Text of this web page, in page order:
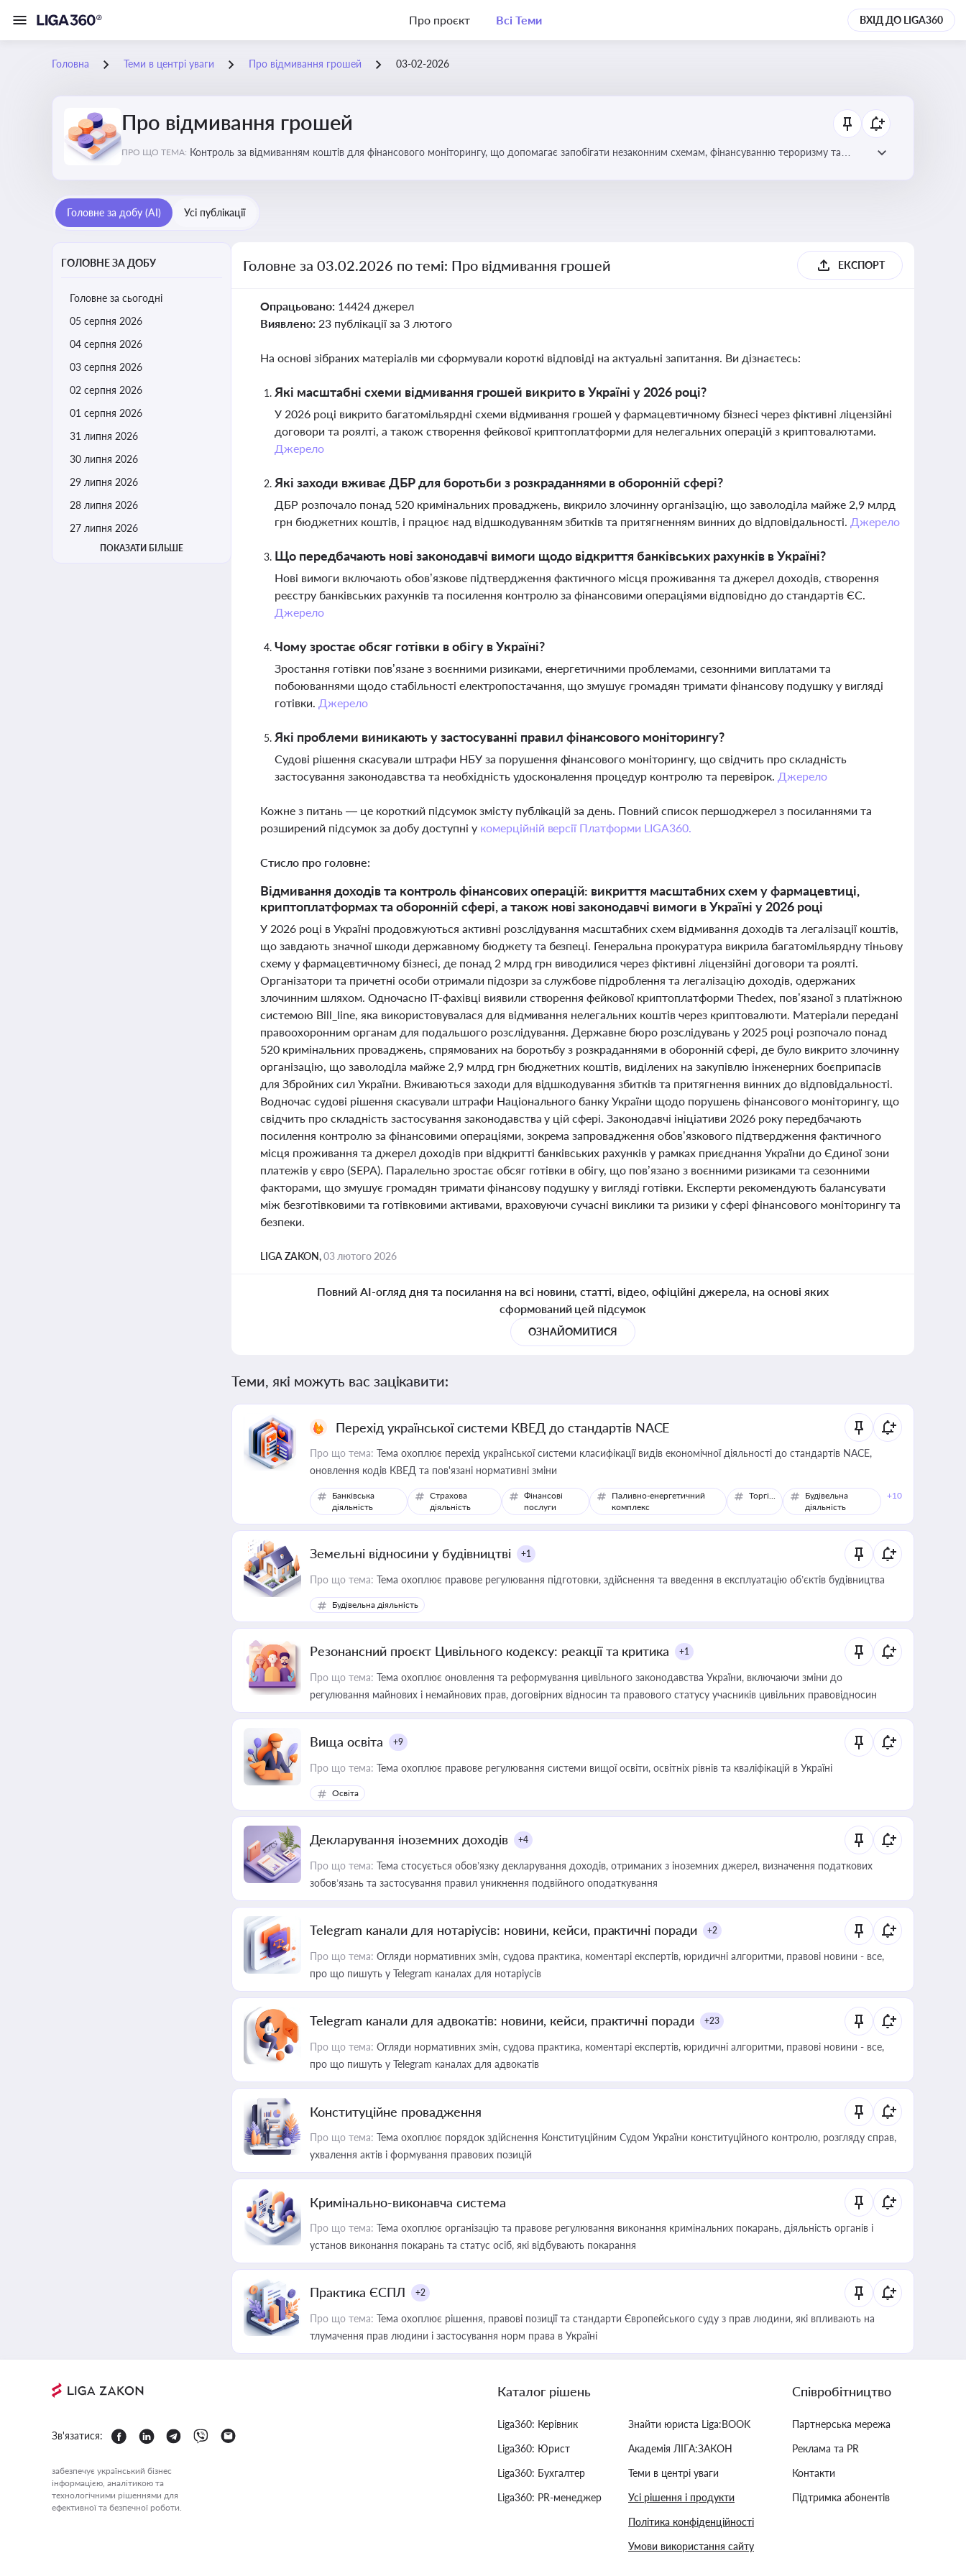
Про проєкт Всі Теми ВХІД ДО LIGA360
Головна Теми в центрі уваги Про відмивання грошей 03-02-2026
Про відмивання грошей
ПРО ЩО ТЕМА: Контроль за відмиванням коштів для фінансового моніторингу, що допомагає запобігати незаконним схемам, фінансуванню тероризму та
Головне за добу (AI) Усі публікації
ГОЛОВНЕ ЗА ДОБУ
Головне за сьогодні
05 серпня 2026
04 серпня 2026
03 серпня 2026
02 серпня 2026
01 серпня 2026
31 липня 2026
30 липня 2026
29 липня 2026
28 липня 2026
27 липня 2026
ПОКАЗАТИ БІЛЬШЕ
Головне за 03.02.2026 по темі: Про відмивання грошей ЕКСПОРТ
Опрацьовано: 14424 джерел
Виявлено: 23 публікації за 3 лютого
На основі зібраних матеріалів ми сформували короткі відповіді на актуальні запитання. Ви дізнаєтесь:
Які масштабні схеми відмивання грошей викрито в Україні у 2026 році?
У 2026 році викрито багатомільярдні схеми відмивання грошей у фармацевтичному бізнесі через фіктивні ліцензійні
договори та роялті, а також створення фейкової криптоплатформи для нелегальних операцій з криптовалютами.
Джерело
Які заходи вживає ДБР для боротьби з розкраданнями в оборонній сфері?
ДБР розпочало понад 520 кримінальних проваджень, викрило злочинну організацію, що заволоділа майже 2,9 млрд
грн бюджетних коштів, і працює над відшкодуванням збитків та притягненням винних до відповідальності. Джерело
Що передбачають нові законодавчі вимоги щодо відкриття банківських рахунків в Україні?
Нові вимоги включають обов’язкове підтвердження фактичного місця проживання та джерел доходів, створення
реєстру банківських рахунків та посилення контролю за фінансовими операціями відповідно до стандартів ЄС.
Джерело
Чому зростає обсяг готівки в обігу в Україні?
Зростання готівки пов’язане з воєнними ризиками, енергетичними проблемами, сезонними виплатами та
побоюваннями щодо стабільності електропостачання, що змушує громадян тримати фінансову подушку у вигляді
готівки. Джерело
Які проблеми виникають у застосуванні правил фінансового моніторингу?
Судові рішення скасували штрафи НБУ за порушення фінансового моніторингу, що свідчить про складність
застосування законодавства та необхідність удосконалення процедур контролю та перевірок. Джерело
Кожне з питань — це короткий підсумок змісту публікацій за день. Повний список першоджерел з посиланнями та
розширений підсумок за добу доступні у комерційній версії Платформи LIGA360.
Стисло про головне:
Відмивання доходів та контроль фінансових операцій: викриття масштабних схем у фармацевтиці,
криптоплатформах та оборонній сфері, а також нові законодавчі вимоги в Україні у 2026 році
У 2026 році в Україні продовжуються активні розслідування масштабних схем відмивання доходів та легалізації коштів,
що завдають значної шкоди державному бюджету та безпеці. Генеральна прокуратура викрила багатомільярдну тіньову
схему у фармацевтичному бізнесі, де понад 2 млрд грн виводилися через фіктивні ліцензійні договори та роялті.
Організатори та причетні особи отримали підозри за службове підроблення та легалізацію доходів, одержаних
злочинним шляхом. Одночасно IT-фахівці виявили створення фейкової криптоплатформи Thedex, пов’язаної з платіжною
системою Bill_line, яка використовувалася для відмивання нелегальних коштів через криптовалюти. Матеріали передані
правоохоронним органам для подальшого розслідування. Державне бюро розслідувань у 2025 році розпочало понад
520 кримінальних проваджень, спрямованих на боротьбу з розкраданнями в оборонній сфері, де було викрито злочинну
організацію, що заволоділа майже 2,9 млрд грн бюджетних коштів, виділених на закупівлю інженерних боєприпасів
для Збройних сил України. Вживаються заходи для відшкодування збитків та притягнення винних до відповідальності.
Водночас судові рішення скасували штрафи Національного банку України щодо порушень фінансового моніторингу, що
свідчить про складність застосування законодавства у цій сфері. Законодавчі ініціативи 2026 року передбачають
посилення контролю за фінансовими операціями, зокрема запровадження обов’язкового підтвердження фактичного
місця проживання та джерел доходів при відкритті банківських рахунків у рамках приєднання України до Єдиної зони
платежів у євро (SEPA). Паралельно зростає обсяг готівки в обігу, що пов’язано з воєнними ризиками та сезонними
факторами, що змушує громадян тримати фінансову подушку у вигляді готівки. Експерти рекомендують балансувати
між безготівковими та готівковими активами, враховуючи сучасні виклики та ризики у сфері фінансового моніторингу та
безпеки.
LIGA ZAKON,03 лютого 2026
Повний AI-огляд дня та посилання на всі новини, статті, відео, офіційні джерела, на основі яких
сформований цей підсумок
ОЗНАЙОМИТИСЯ
Теми, які можуть вас зацікавити:
Перехід української системи КВЕД до стандартів NACE
Про що тема: Тема охоплює перехід української системи класифікації видів економічної діяльності до стандартів NACE,
оновлення кодів КВЕД та пов'язані нормативні зміни
Банківська
діяльність
Страхова
діяльність
Фінансові
послуги
Паливно-енергетичний
комплекс
Торгівля
Будівельна
діяльність
+10
Земельні відносини у будівництві +1
Про що тема: Тема охоплює правове регулювання підготовки, здійснення та введення в експлуатацію об’єктів будівництва
Будівельна діяльність
Резонансний проєкт Цивільного кодексу: реакції та критика +1
Про що тема: Тема охоплює оновлення та реформування цивільного законодавства України, включаючи зміни до
регулювання майнових і немайнових прав, договірних відносин та правового статусу учасників цивільних правовідносин
Вища освіта +9
Про що тема: Тема охоплює правове регулювання системи вищої освіти, освітніх рівнів та кваліфікацій в Україні
Освіта
Декларування іноземних доходів +4
Про що тема: Тема стосується обов’язку декларування доходів, отриманих з іноземних джерел, визначення податкових
зобов’язань та застосування правил уникнення подвійного оподаткування
Telegram канали для нотаріусів: новини, кейси, практичні поради +2
Про що тема: Огляди нормативних змін, судова практика, коментарі експертів, юридичні алгоритми, правові новини - все,
про що пишуть у Telegram каналах для нотаріусів
Telegram канали для адвокатів: новини, кейси, практичні поради +23
Про що тема: Огляди нормативних змін, судова практика, коментарі експертів, юридичні алгоритми, правові новини - все,
про що пишуть у Telegram каналах для адвокатів
Конституційне провадження
Про що тема: Тема охоплює порядок здійснення Конституційним Судом України конституційного контролю, розгляду справ,
ухвалення актів і формування правових позицій
Кримінально-виконавча система
Про що тема: Тема охоплює організацію та правове регулювання виконання кримінальних покарань, діяльність органів і
установ виконання покарань та статус осіб, які відбувають покарання
Практика ЄСПЛ +2
Про що тема: Тема охоплює рішення, правові позиції та стандарти Європейського суду з прав людини, які впливають на
тлумачення прав людини і застосування норм права в Україні
Зв'язатися:
забезпечує український бізнес
інформацією, аналітикою та
технологічними рішеннями для
ефективної та безпечної роботи.
Каталог рішень
Liga360: Керівник
Liga360: Юрист
Liga360: Бухгалтер
Liga360: PR-менеджер
Знайти юриста Liga:BOOK
Академія ЛІГА:ЗАКОН
Теми в центрі уваги
Усі рішення і продукти
Політика конфіденційності
Умови використання сайту
Співробітництво
Партнерська мережа
Реклама та PR
Контакти
Підтримка абонентів